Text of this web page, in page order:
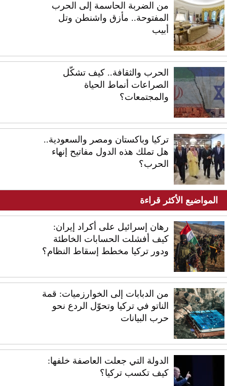
من الضربة الحاسمة إلى الحرب
المفتوحة.. مأزق واشنطن وتل
أبيب
الحرب والثقافة.. كيف تشكّل
الصراعات أنماط الحياة
والمجتمعات؟
تركيا وباكستان ومصر والسعودية..
هل تملك هذه الدول مفاتيح إنهاء
الحرب؟
المواضيع الأكثر قراءة
رهان إسرائيل على أكراد إيران:
كيف أفشلت الحسابات الخاطئة
ودور تركيا مخطط إسقاط النظام؟
من الدبابات إلى الخوارزميات: قمة
الناتو في تركيا وتحوّل الردع نحو
حرب البيانات
الدولة التي جعلت العاصفة خلفها:
كيف تكسب تركيا؟